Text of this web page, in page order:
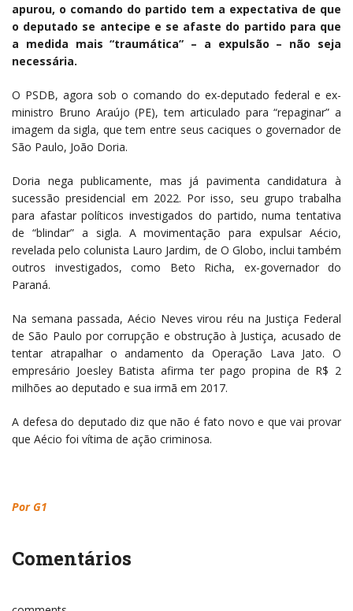
apurou, o comando do partido tem a expectativa de que
o deputado se antecipe e se afaste do partido para que
a medida mais “traumática” – a expulsão – não seja
necessária.
O PSDB, agora sob o comando do ex-deputado federal e ex-
ministro Bruno Araújo (PE), tem articulado para “repaginar” a
imagem da sigla, que tem entre seus caciques o governador de
São Paulo, João Doria.
Doria nega publicamente, mas já pavimenta candidatura à
sucessão presidencial em 2022. Por isso, seu grupo trabalha
para afastar políticos investigados do partido, numa tentativa
de “blindar” a sigla. A movimentação para expulsar Aécio,
revelada pelo colunista Lauro Jardim, de O Globo, inclui também
outros investigados, como Beto Richa, ex-governador do
Paraná.
Na semana passada, Aécio Neves virou réu na Justiça Federal
de São Paulo por corrupção e obstrução à Justiça, acusado de
tentar atrapalhar o andamento da Operação Lava Jato. O
empresário Joesley Batista afirma ter pago propina de R$ 2
milhões ao deputado e sua irmã em 2017.
A defesa do deputado diz que não é fato novo e que vai provar
que Aécio foi vítima de ação criminosa.
Por G1
Comentários